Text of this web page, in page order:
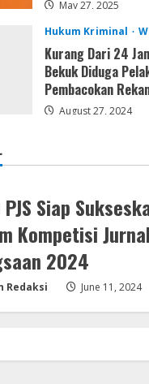
August 9, 2026
Resettools
Display Changer X
Crack [Final] (x64)
May 27, 2025
Hukum Kriminal
Kurang Dari 24
Bekuk Diduga
Pembacokan
August 27, 2024
PJS Siap
Kompetisi
2024
Redaksi June 11, 2024